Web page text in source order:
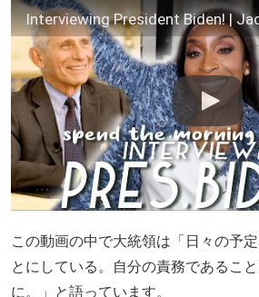
Interviewing President Biden! |
この動画の中で大統領は「日々の予
とにしている。自分の責務であるこ
に。」と語っています。